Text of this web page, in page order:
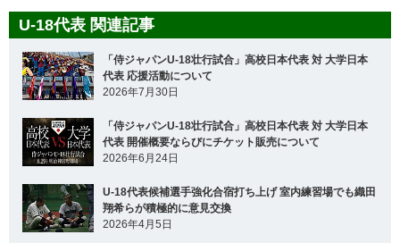
U-18代表 関連記事
「侍ジャパンU-18壮行試合」高校日本代表 対 大学日本
代表 応援活動について
2026年7月30日
「侍ジャパンU-18壮行試合」高校日本代表 対 大学日本
代表 開催概要ならびにチケット販売について
2026年6月24日
U-18代表候補選手強化合宿打ち上げ 室内練習場でも織田
翔希らが積極的に意見交換
2026年4月5日